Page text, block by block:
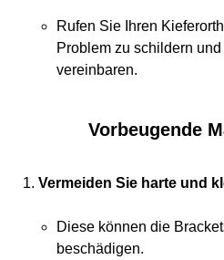
Rufen Sie Ihren
Problem zu schildern
vereinbaren.
Vorbeugende
Vermeiden Sie harte und
Diese können die
beschädigen.